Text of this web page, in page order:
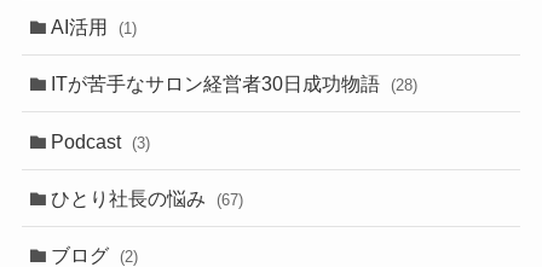
AI活用 (1)
ITが苦手なサロン経営者30日成功物語 (28)
Podcast (3)
ひとり社長の悩み (67)
ブログ (2)